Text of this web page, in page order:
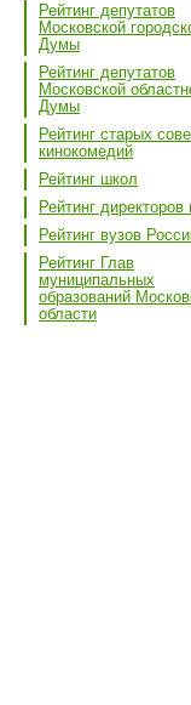
Рейтинг депутатов
Московской
Думы
Рейтинг депутатов
Московской
Думы
Рейтинг старых
кинокомедий
Рейтинг школ
Рейтинг директоров
Рейтинг вузов
Рейтинг Глав
муниципальных
образований
области